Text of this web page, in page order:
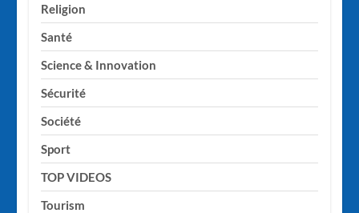
Religion
Santé
Science & Innovation
Sécurité
Société
Sport
TOP VIDEOS
Tourism